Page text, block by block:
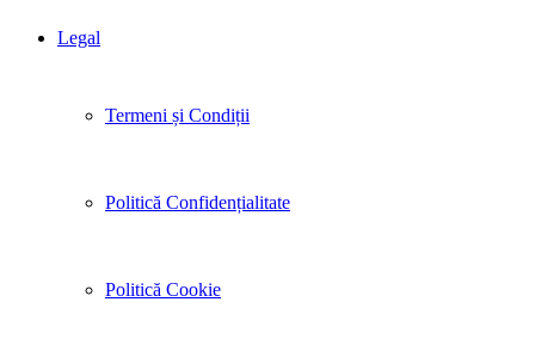
Legal
Termeni și Condiții
Politică Confidențialitate
Politică Cookie